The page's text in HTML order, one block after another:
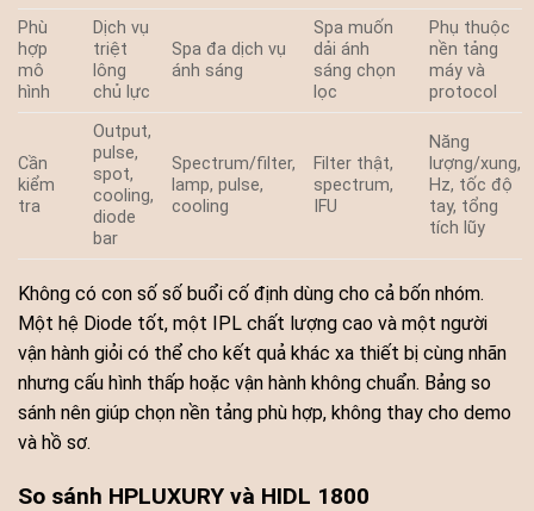
Phù
hợp
mô
hình
Dịch vụ
triệt
lông
chủ lực
Spa đa dịch vụ
ánh sáng
Spa muốn
dải ánh
sáng chọn
lọc
Phụ thuộc
nền tảng
máy và
protocol
Cần
kiểm
tra
Output,
pulse,
spot,
cooling,
diode
bar
Spectrum/filter,
lamp, pulse,
cooling
Filter thật,
spectrum,
IFU
Năng
lượng/xung,
Hz, tốc độ
tay, tổng
tích lũy
Không có con số số buổi cố định dùng cho cả bốn nhóm.
Một hệ Diode tốt, một IPL chất lượng cao và một người
vận hành giỏi có thể cho kết quả khác xa thiết bị cùng nhãn
nhưng cấu hình thấp hoặc vận hành không chuẩn. Bảng so
sánh nên giúp chọn nền tảng phù hợp, không thay cho demo
và hồ sơ.
So sánh HPLUXURY và HIDL 1800